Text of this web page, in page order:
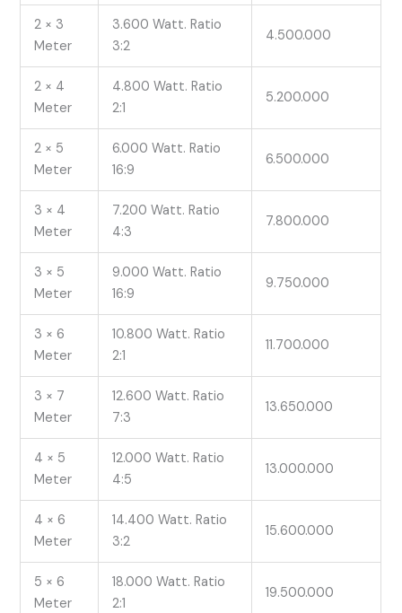
2 × 3
Meter
3.600 Watt. Ratio
3:2
4.500.000
2 × 4
Meter
4.800 Watt. Ratio
2:1
5.200.000
2 × 5
Meter
6.000 Watt. Ratio
16:9
6.500.000
3 × 4
Meter
7.200 Watt. Ratio
4:3
7.800.000
3 × 5
Meter
9.000 Watt. Ratio
16:9
9.750.000
3 × 6
Meter
10.800 Watt. Ratio
2:1
11.700.000
3 × 7
Meter
12.600 Watt. Ratio
7:3
13.650.000
4 × 5
Meter
12.000 Watt. Ratio
4:5
13.000.000
4 × 6
Meter
14.400 Watt. Ratio
3:2
15.600.000
5 × 6
Meter
18.000 Watt. Ratio
2:1
19.500.000